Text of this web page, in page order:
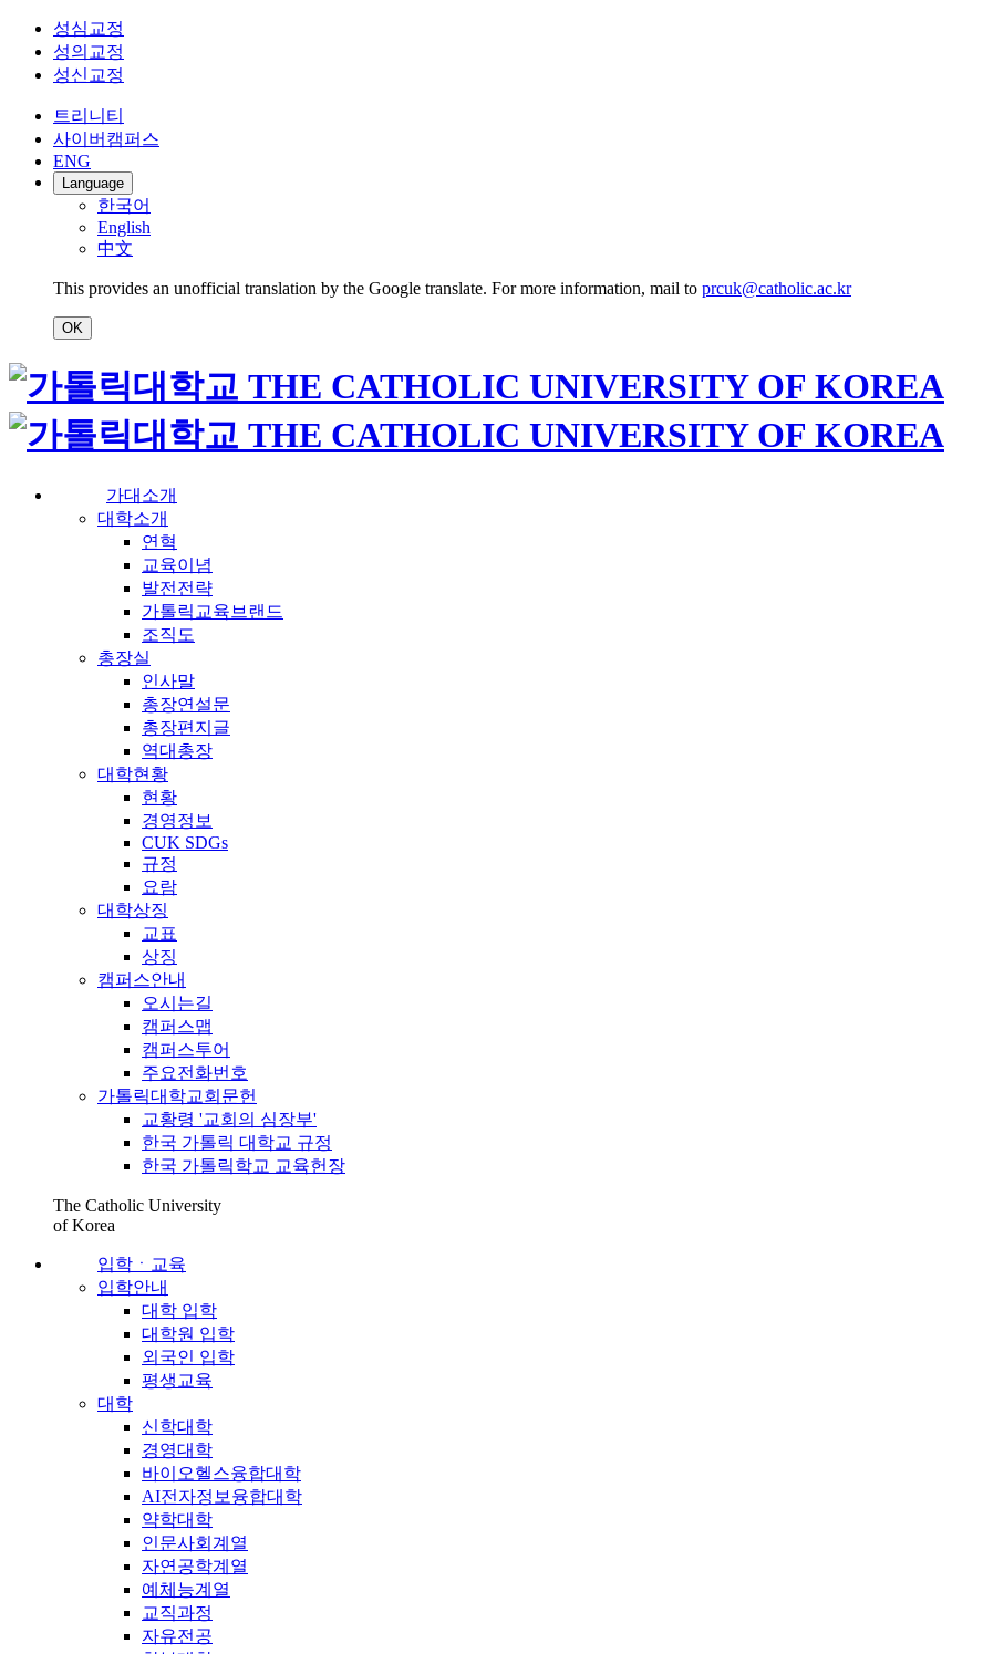
성심교정
성의교정
성신교정
트리니티
사이버캠퍼스
ENG
Language
한국어
English
中文
This provides an unofficial translation by the Google translate. For more information, mail to prcuk@catholic.ac.kr
OK
가대소개
대학소개
연혁
교육이념
발전전략
가톨릭교육브랜드
조직도
총장실
인사말
총장연설문
총장편지글
역대총장
대학현황
현황
경영정보
CUK SDGs
규정
요람
대학상징
교표
상징
캠퍼스안내
오시는길
캠퍼스맵
캠퍼스투어
주요전화번호
가톨릭대학교회문헌
교황령 '교회의 심장부'
한국 가톨릭 대학교 규정
한국 가톨릭학교 교육헌장
The Catholic University
of Korea
입학ㆍ교육
입학안내
대학 입학
대학원 입학
외국인 입학
평생교육
대학
신학대학
경영대학
바이오헬스융합대학
AI전자정보융합대학
약학대학
인문사회계열
자연공학계열
예체능계열
교직과정
자유전공